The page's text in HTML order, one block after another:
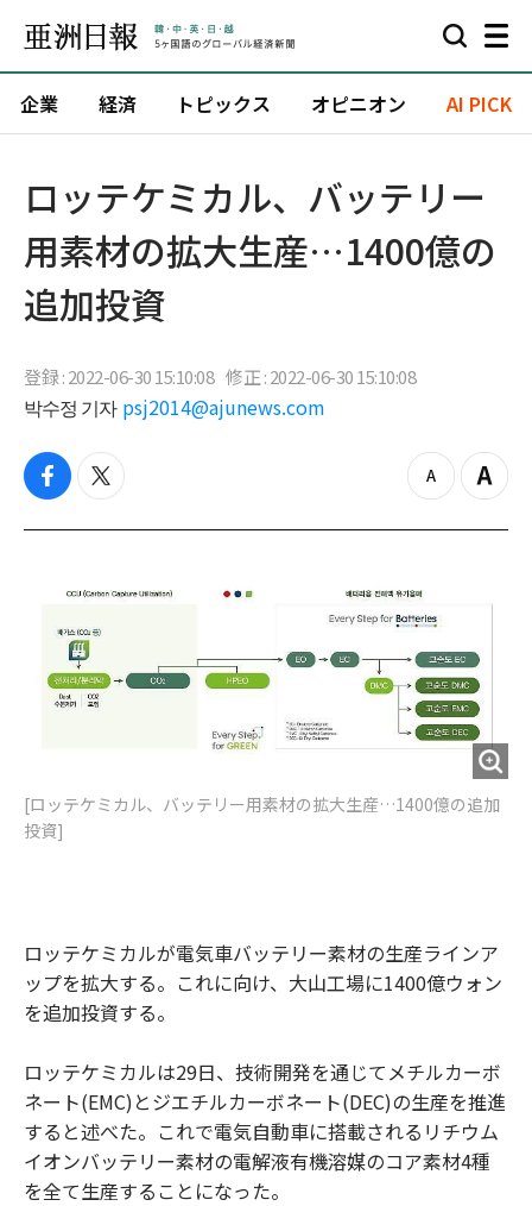
企業 経済 トピックス オピニオン AI PICK
ロッテケミカル、バッテリー
用素材の拡大生産…1400億の
追加投資
登録 : 2022-06-30 15:10:08 修正 : 2022-06-30 15:10:08
박수정 기자 psj2014@ajunews.com
f
c
t
i
e
z
o
t
Z
o
n
[ロッテケミカル、バッテリー用素材の拡大生産…1400億の追加
投資]
ロッテケミカルが電気車バッテリー素材の生産ラインア
ップを拡大する。これに向け、大山工場に1400億ウォン
を追加投資する。
ロッテケミカルは29日、技術開発を通じてメチルカーボ
ネート(EMC)とジエチルカーボネート(DEC)の生産を推進
すると述べた。これで電気自動車に搭載されるリチウム
イオンバッテリー素材の電解液有機溶媒のコア素材4種
を全て生産することになった。